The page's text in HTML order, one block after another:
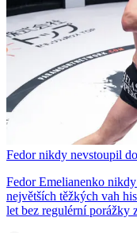
Fedor nikdy nevstoupil
Fedor Emelianenko
největších těžkých vah
let bez regulérní porážky